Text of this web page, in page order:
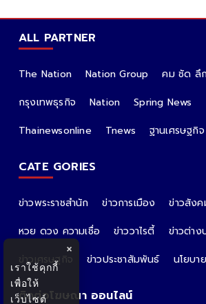
ALL PARTNER
The Nation Nation Group
คม ชัด ลึ
กรุงเทพธุรกิจ
Nation
Spring News
Thainewsonline
Tnews ฐานเศรษฐกิจ
CATE GORIES
ข่าวพระราชสำนัก ข่าวการเมือง ข่าวสัง
หวย ดวง ความเชื่อ
ข่าววาไรตี้
ข่าวต่าง
ข่าวเศรษฐกิจ
ข่าวประชาสัมพันธ์ นโยบา
ติดต่อโฆษณา ออนไลน์
×
เราใช้คุกกี้
เพื่อให้
เว็บไซต์